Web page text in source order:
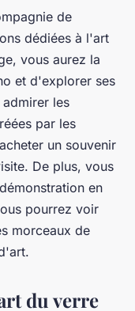
de
dédiées à l'art
vous aurez la
et d'explorer ses
les
par les
un souvenir
De plus, vous
en
pourrez voir
morceaux de
du verre